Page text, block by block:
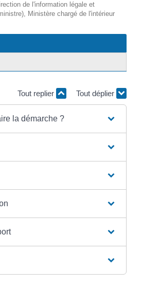
de l'information légale et
Ministère chargé de l'intérieur
Tout replier Tout déplier
la démarche ?